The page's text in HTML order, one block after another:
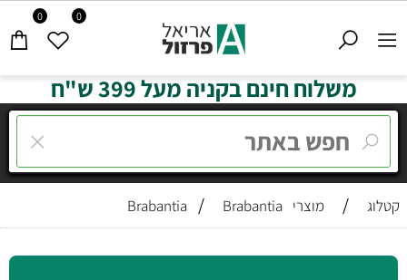
0 0
משלוח חינם בקניה מעל 399 ש"ח
קטלוג / מוצרי Brabantia / Brabantia